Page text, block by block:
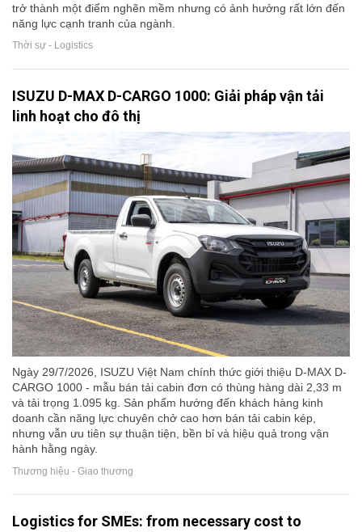
trở thành một điểm nghẽn mềm nhưng có ảnh hưởng rất lớn đến
năng lực cạnh tranh của ngành.
Thời sự - Logistics
ISUZU D-MAX D-CARGO 1000: Giải pháp vận tải
linh hoạt cho đô thị
Ngày 29/7/2026, ISUZU Việt Nam chính thức giới thiệu D-MAX D-
CARGO 1000 - mẫu bán tải cabin đơn có thùng hàng dài 2,33 m
và tải trọng 1.095 kg. Sản phẩm hướng đến khách hàng kinh
doanh cần năng lực chuyên chở cao hơn bán tải cabin kép,
nhưng vẫn ưu tiên sự thuận tiện, bền bỉ và hiệu quả trong vận
hành hằng ngày.
Thương hiệu - Giao thương
Logistics for SMEs: from necessary cost to